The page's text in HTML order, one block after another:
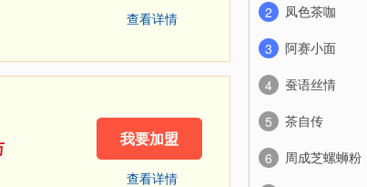
查看详情
我要加盟
查看详情
2 凤色茶咖
3 阿赛小面
4 蚕语丝情
5 茶自传
6 周成芝螺蛳粉